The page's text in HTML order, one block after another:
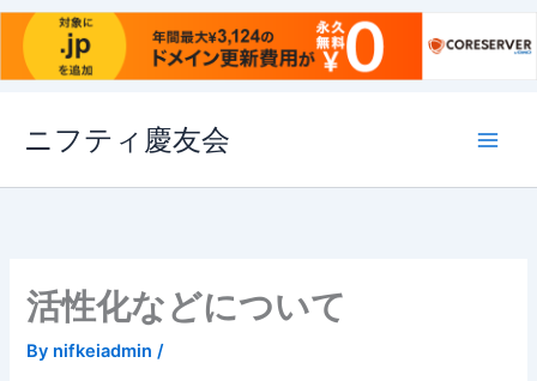
ス
ニフティ慶友会
活性化などについて
By nifkeiadmin/